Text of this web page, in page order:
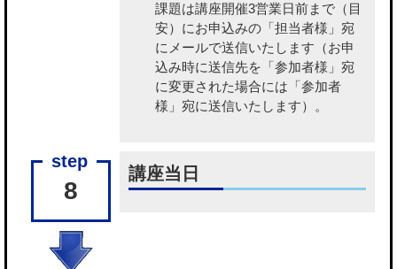
課題は講座開催3営業日前まで（目
安）にお申込みの「担当者様」宛
にメールで送信いたします（お申
込み時に送信先を「参加者様」宛
に変更された場合には「参加者
様」宛に送信いたします）。
8
講座当日